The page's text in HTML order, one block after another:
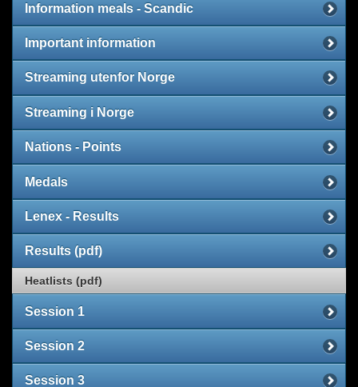
Information meals - Scandic
Important information
Streaming utenfor Norge
Streaming i Norge
Nations - Points
Medals
Lenex - Results
Results (pdf)
Heatlists (pdf)
Session 1
Session 2
Session 3